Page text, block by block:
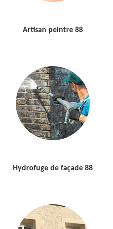
Artisan peintre 88
Hydrofuge de façade 88